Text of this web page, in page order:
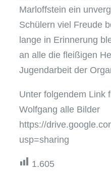
Marloffstein ein
Schülern viel Freude
lange in Erinnerung
an alle die fleißigen
Jugendarbeit der
Unter folgendem Link
Wolfgang alle Bilder
https://
usp=sharing
1.605